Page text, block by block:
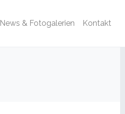
News & Fotogalerien Kontakt